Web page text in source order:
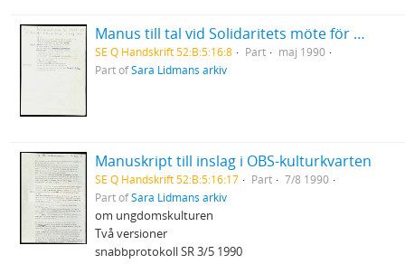
Manus till tal vid Solidaritets möte för flyktingar
SE Q Handskrift 52:B:5:16:8 Part
maj 1990
Part ofSara Lidmans arkiv
Manuskript till inslag i OBS-kulturkvarten
SE Q Handskrift 52:B:5:16:17 Part
7/8 1990
Part ofSara Lidmans arkiv
om ungdomskulturen
Två versioner
snabbprotokoll SR 3/5 1990